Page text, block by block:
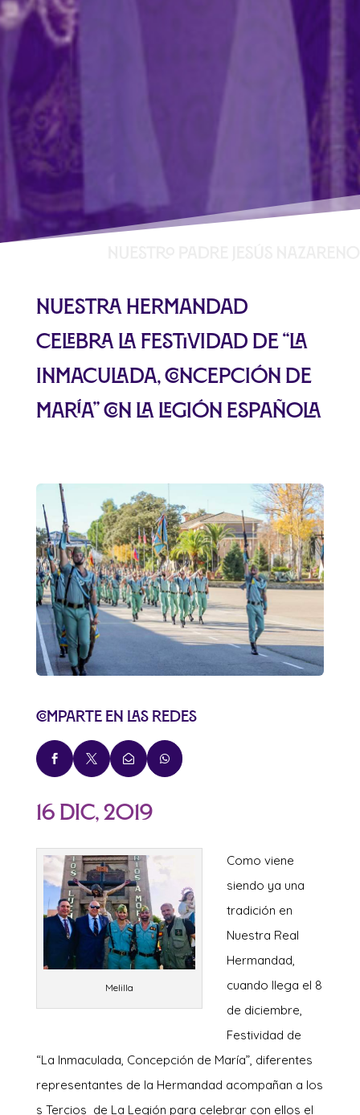
Nuestra Hermandad
celebra la Festividad de “La
Inmaculada, Concepción de
María” con la Legión Española
Comparte en las redes
   
16 Dic, 2019
Melilla
Como viene
siendo ya una
tradición en
Nuestra Real
Hermandad,
cuando llega el 8
de diciembre,
Festividad de
“La Inmaculada, Concepción de María”, diferentes
representantes de la Hermandad acompañan a los
s Tercios de La Legión para celebrar con ellos el